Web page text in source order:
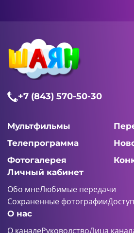
+7 (843) 570-50-30
Мультфильмы
Телепрограмма
Фотогалерея
Личный кабинет
Обо мнеЛюбимые передачи
Сохраненные фотографии
О нас
О каналеРуководствоЛица